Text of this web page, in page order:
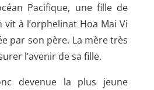
Pacifique, une fille de
vit à l’orphelinat Hoa Mai Vi
par son père. La mère très
l’avenir de sa fille.
devenue la plus jeune